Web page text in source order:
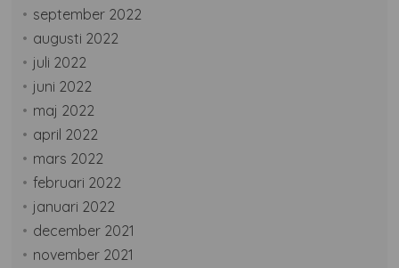
september 2022
augusti 2022
juli 2022
juni 2022
maj 2022
april 2022
mars 2022
februari 2022
januari 2022
december 2021
november 2021